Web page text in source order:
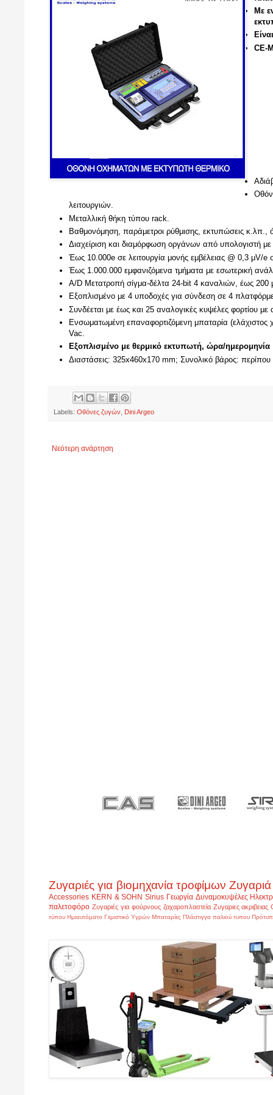
Με
CE-
λειτουργιών.
Μεταλλική θήκη τύπου rack.
Βαθμονόμηση, παράμετροι ρύθμισης, εκτυπώσεις
Διαχείριση και διαμόρφωση οργάνων από υπολογιστή
Έως 10.000e σε λειτουργία μονής εμβέλειας @ 0,3 μV/e
Έως 1.000.000 εμφανιζόμενα τμήματα με εσωτερική
A/D Μετατροπή σίγμα-δέλτα 24-bit 4 καναλιών, έως 200
Εξοπλισμένο με 4 υποδοχές για σύνδεση σε 4
Συνδέεται με έως και 25 αναλογικές κυψέλες φορτίου
Ενσωματωμένη επαναφορτιζόμενη μπαταρία
Vac.
Εξοπλισμένο με θερμικό εκτυπωτή, ώρα/ημερομηνία
Διαστάσεις: 325x460x170 mm; Συνολικό βάρος: περίπου
Labels: Οθόνες ζυγών Dini Argeo
Νεότερη ανάρτηση
Ζυγαριές για βιομηχανία τροφίμων
Accessories KERN & SOHN Sirius Γεωργία Δυναμοκυψέλες
παλετοφόρο Ζυγαριές για φούρνους ζαχαροπλαστεία Ζυγαριες ακριβειας
τύπου Ημιαυτόματο Γεμιστικό Υγρών Μπαταρίες Πλάστιγγα παλιού τυπου